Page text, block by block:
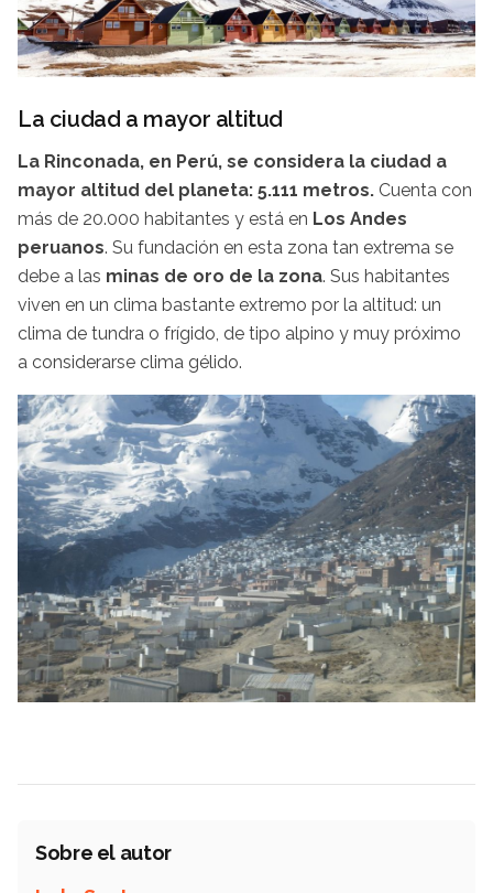
La ciudad a mayor altitud
La Rinconada, en Perú, se considera la ciudad a
mayor altitud del planeta: 5.111 metros. Cuenta con
más de 20.000 habitantes y está en Los Andes
peruanos. Su fundación en esta zona tan extrema se
debe a las minas de oro de la zona. Sus habitantes
viven en un clima bastante extremo por la altitud: un
clima de tundra o frígido, de tipo alpino y muy próximo
a considerarse clima gélido.
Sobre el autor